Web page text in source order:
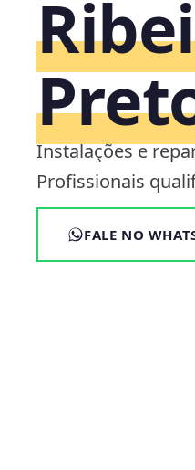
Instalações e
Profissionais
FALE NO